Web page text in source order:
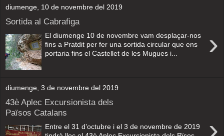
diumenge, 10 de novembre del 2019
Sortida al Cabrafiga
›
El diumenge 10 de novembre vam desplaçar-nos
fins a Pratdit per fer una sortida circular que ens
portaria fins el Castellet de les Mugues i...
diumenge, 3 de novembre del 2019
43è Aplec Excursionista dels
Països Catalans
Entre el 31 d’octubre i el 3 de novembre de 2019